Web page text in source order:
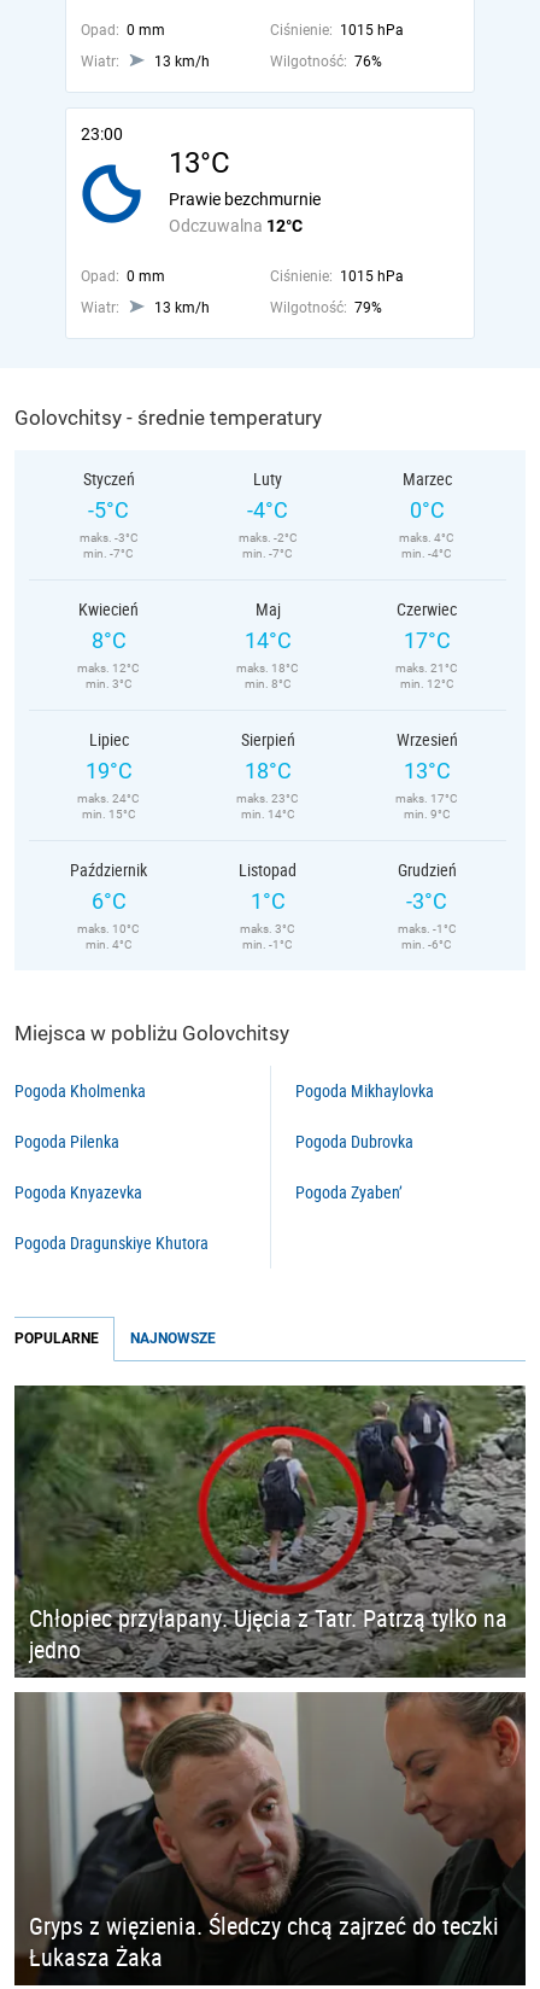
Opad: 0 mm Ciśnienie: 1015 hPa
Wiatr:
13 km/h Wilgotność: 76%
23:00
13°C
Odczuwalna 12°C
Prawie bezchmurnie
Opad: 0 mm Ciśnienie: 1015 hPa
Wiatr:
13 km/h Wilgotność: 79%
Golovchitsy - średnie temperatury
Styczeń
-5°C
maks. -3°C
min. -7°C
Luty
-4°C
maks. -2°C
min. -7°C
Marzec
0°C
maks. 4°C
min. -4°C
Kwiecień
8°C
maks. 12°C
min. 3°C
Maj
14°C
maks. 18°C
min. 8°C
Czerwiec
17°C
maks. 21°C
min. 12°C
Lipiec
19°C
maks. 24°C
min. 15°C
Sierpień
18°C
maks. 23°C
min. 14°C
Wrzesień
13°C
maks. 17°C
min. 9°C
Październik
6°C
maks. 10°C
min. 4°C
Listopad
1°C
maks. 3°C
min. -1°C
Grudzień
-3°C
maks. -1°C
min. -6°C
Miejsca w pobliżu Golovchitsy
Pogoda Kholmenka
Pogoda Pilenka
Pogoda Knyazevka
Pogoda Dragunskiye Khutora
Pogoda Mikhaylovka
Pogoda Dubrovka
Pogoda Zyaben’
POPULARNE NAJNOWSZE
Chłopiec przyłapany. Ujęcia z Tatr. Patrzą tylko na
jedno
Gryps z więzienia. Śledczy chcą zajrzeć do teczki
Łukasza Żaka